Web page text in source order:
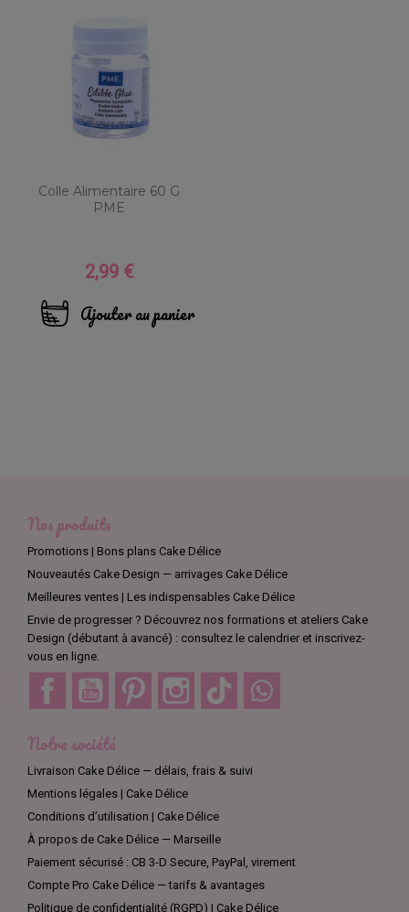
Colle Alimentaire 60 G
PME
Prix
2,99 €
Ajouter au panier
Nos produits
Promotions | Bons plans Cake Délice
Nouveautés Cake Design — arrivages Cake Délice
Meilleures ventes | Les indispensables Cake Délice
Envie de progresser ? Découvrez nos formations et ateliers Cake
Design (débutant à avancé) : consultez le calendrier et inscrivez-
vous en ligne.
Facebook YouTube Pinterest Instagram TikTok
Notre société
Livraison Cake Délice — délais, frais & suivi
Mentions légales | Cake Délice
Conditions d’utilisation | Cake Délice
À propos de Cake Délice — Marseille
Paiement sécurisé : CB 3-D Secure, PayPal, virement
Compte Pro Cake Délice — tarifs & avantages
Politique de confidentialité (RGPD) | Cake Délice